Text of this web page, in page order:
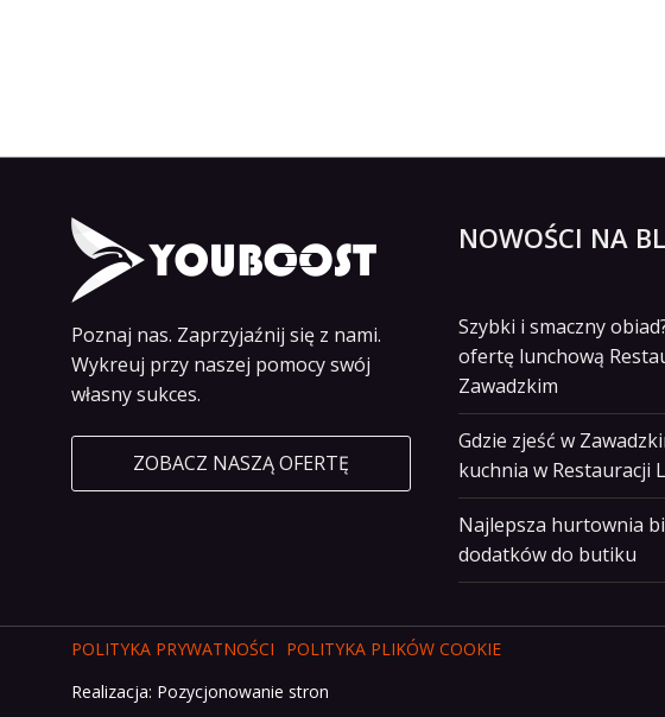
Poznaj nas. Zaprzyjaźnij się z nami.
Wykreuj przy naszej pomocy swój
własny sukces.
ZOBACZ NASZĄ OFERTĘ
NOWOŚCI NA
Szybki i smaczny
ofertę lunchową
Zawadzkim
Gdzie zjeść w
kuchnia w Restauracji
Najlepsza hurtownia
dodatków do butiku
POLITYKA PRYWATNOŚCI
POLITYKA PLIKÓW COOKIE
Realizacja: Pozycjonowanie stron